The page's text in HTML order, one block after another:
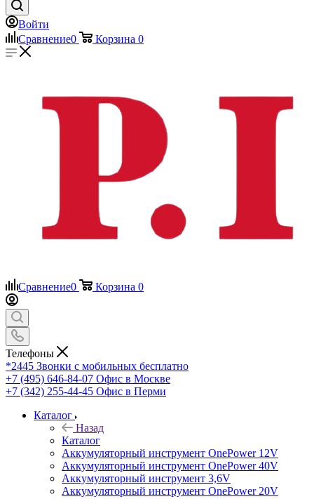
Войти
Сравнение0 Корзина 0
Сравнение0 Корзина 0
Телефоны
*2445 Звонки с мобильных бесплатно
+7 (495) 646-84-07 Офис в Москве
+7 (342) 255-44-45 Офис в Перми
Каталог
Назад
Каталог
Аккумуляторный инструмент OnePower 12V
Аккумуляторный инструмент OnePower 40V
Аккумуляторный инструмент 3,6V
Аккумуляторный инструмент OnePower 20V